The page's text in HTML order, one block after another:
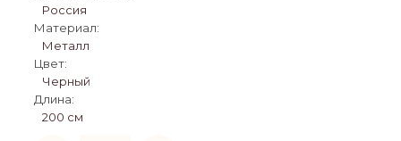
Россия
Материал:
Металл
Цвет:
Черный
Длина:
200 см